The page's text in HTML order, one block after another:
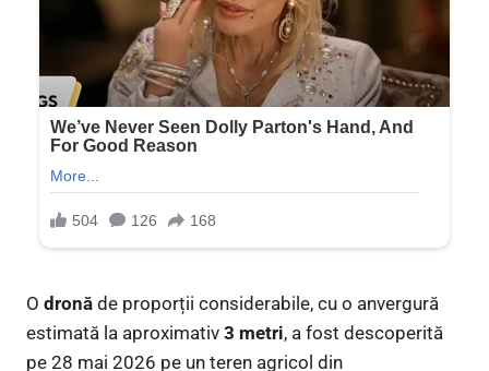
O dronă de proporții considerabile, cu o anvergură
estimată la aproximativ 3 metri, a fost descoperită
pe 28 mai 2026 pe un teren agricol din